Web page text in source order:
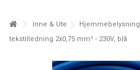
Inne & Ute Hjemmebelysning
tekstilledning 2x0,75 mm² - 230V, blå